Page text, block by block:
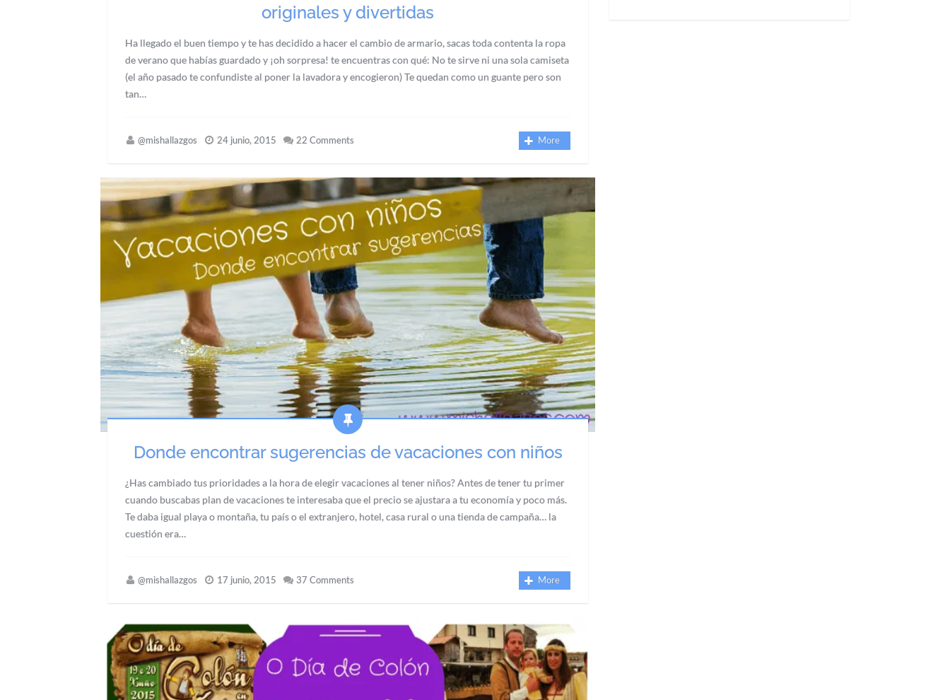
originales y divertidas
Ha llegado el buen tiempo y te has decidido a hacer el cambio de armario, sacas toda contenta la ropa
de verano que habías guardado y ¡oh sorpresa! te encuentras con qué: No te sirve ni una sola camiseta
(el año pasado te confundiste al poner la lavadora y encogieron) Te quedan como un guante pero son
tan…
@mishallazgos 24 junio, 2015 22 Comments More
Donde encontrar sugerencias de vacaciones con niños
¿Has cambiado tus prioridades a la hora de elegir vacaciones al tener niños? Antes de tener tu primer
cuando buscabas plan de vacaciones te interesaba que el precio se ajustara a tu economía y poco más.
Te daba igual playa o montaña, tu país o el extranjero, hotel, casa rural o una tienda de campaña… la
cuestión era…
@mishallazgos 17 junio, 2015 37 Comments More